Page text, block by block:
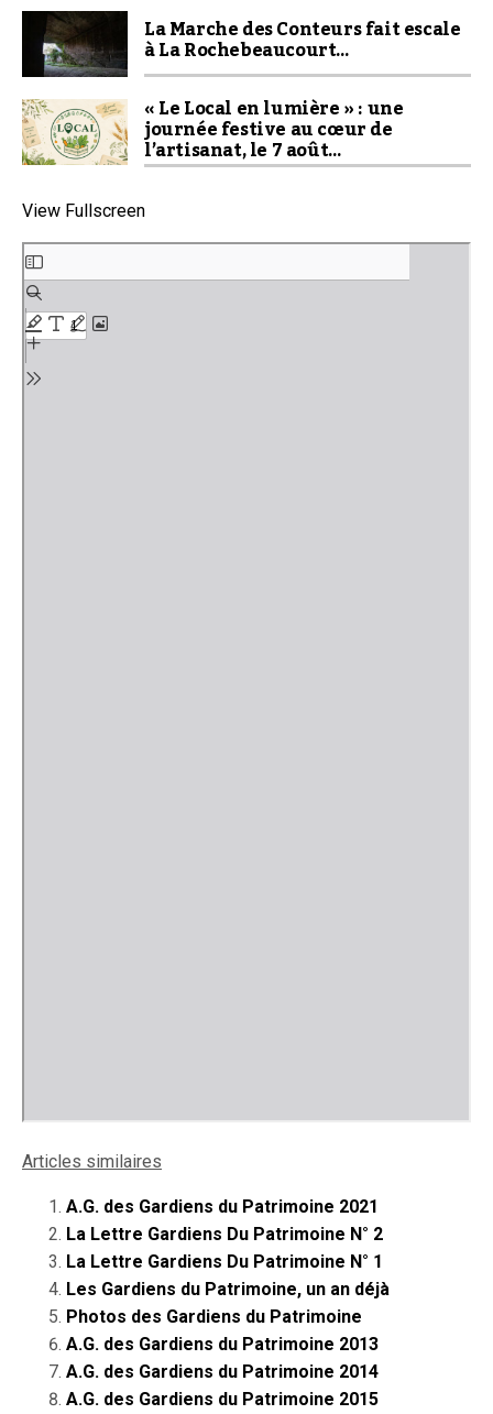
La Marche des Conteurs fait escale
à La Rochebeaucourt…
« Le Local en lumière » : une
journée festive au cœur de
l’artisanat, le 7 août…
View Fullscreen
Aller
au
contenu
PDF
Articles similaires
A.G. des Gardiens du Patrimoine 2021
La Lettre Gardiens Du Patrimoine N° 2
La Lettre Gardiens Du Patrimoine N° 1
Les Gardiens du Patrimoine, un an déjà
Photos des Gardiens du Patrimoine
A.G. des Gardiens du Patrimoine 2013
A.G. des Gardiens du Patrimoine 2014
A.G. des Gardiens du Patrimoine 2015